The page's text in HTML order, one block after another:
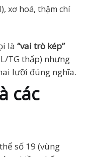
xơ hoá, thậm chí
là “vai trò kép”
TG thấp) nhưng
lưỡi đúng nghĩa.
các
số 19 (vùng